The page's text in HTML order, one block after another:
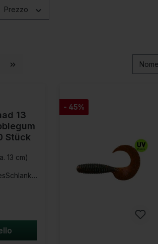
Prezzo
13
Stück
13 cm)
- 45%